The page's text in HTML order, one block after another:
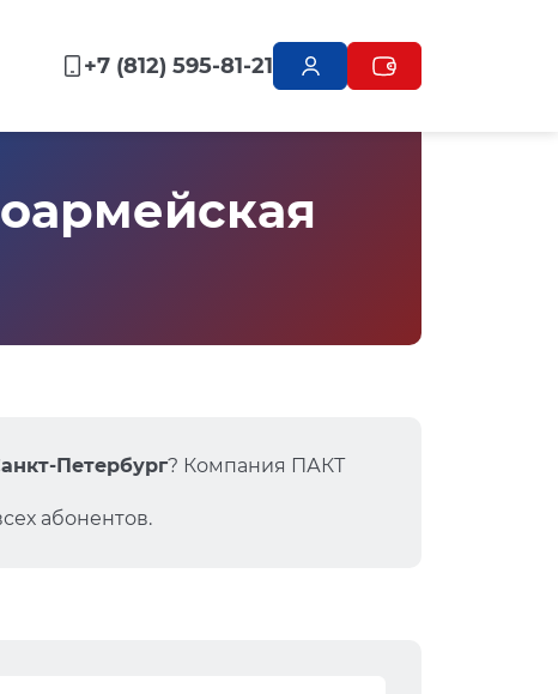
+7 (812) 595-81-21
Петербург? Компания ПАКТ
абонентов.